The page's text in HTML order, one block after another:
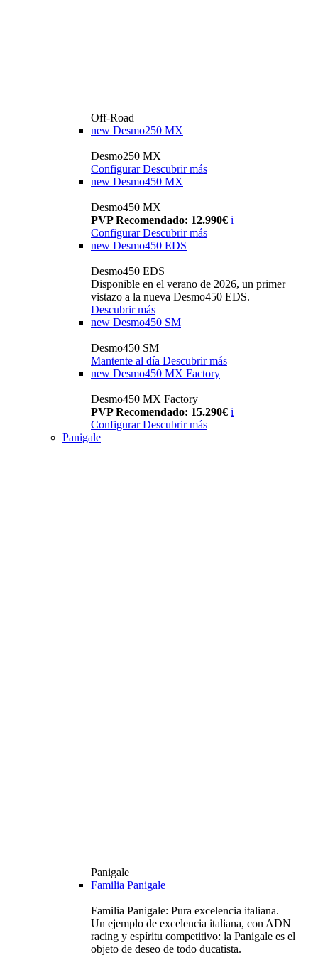
Off-Road
new Desmo250 MX
Desmo250 MX
Configurar Descubrir más
new Desmo450 MX
Desmo450 MX
PVP Recomendado: 12.990€ i
Configurar Descubrir más
new Desmo450 EDS
Desmo450 EDS
Disponible en el verano de 2026, un primer
vistazo a la nueva Desmo450 EDS.
Descubrir más
new Desmo450 SM
Desmo450 SM
Mantente al día Descubrir más
new Desmo450 MX Factory
Desmo450 MX Factory
PVP Recomendado: 15.290€ i
Configurar Descubrir más
Panigale
Panigale
Familia Panigale
Familia Panigale: Pura excelencia italiana.
Un ejemplo de excelencia italiana, con ADN
racing y espíritu competitivo: la Panigale es el
objeto de deseo de todo ducatista.